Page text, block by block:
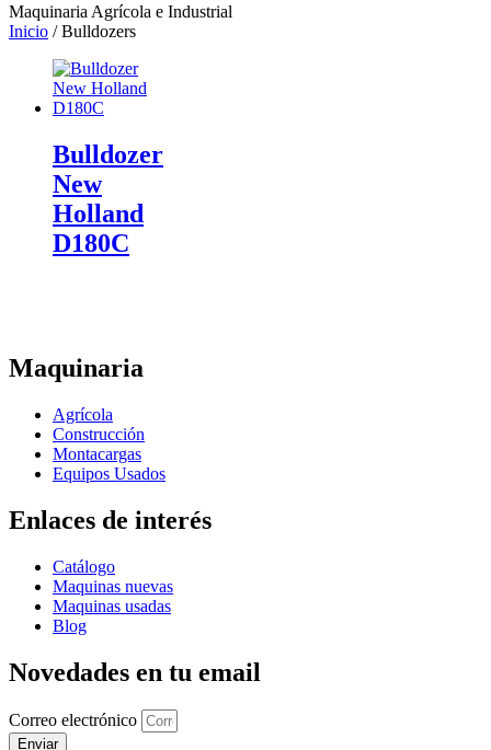
Maquinaria Agrícola e Industrial
Inicio / Bulldozers
Bulldozer
New
Holland
D180C
Maquinaria
Agrícola
Construcción
Montacargas
Equipos Usados
Enlaces de interés
Catálogo
Maquinas nuevas
Maquinas usadas
Blog
Novedades en tu email
Correo electrónico
Enviar